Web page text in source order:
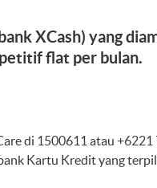
XCash) yang
flat per bulan.
di 1500611 atau
Kartu Kredit yang